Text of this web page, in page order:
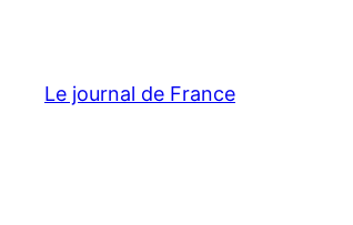
contenu
Le journal de France